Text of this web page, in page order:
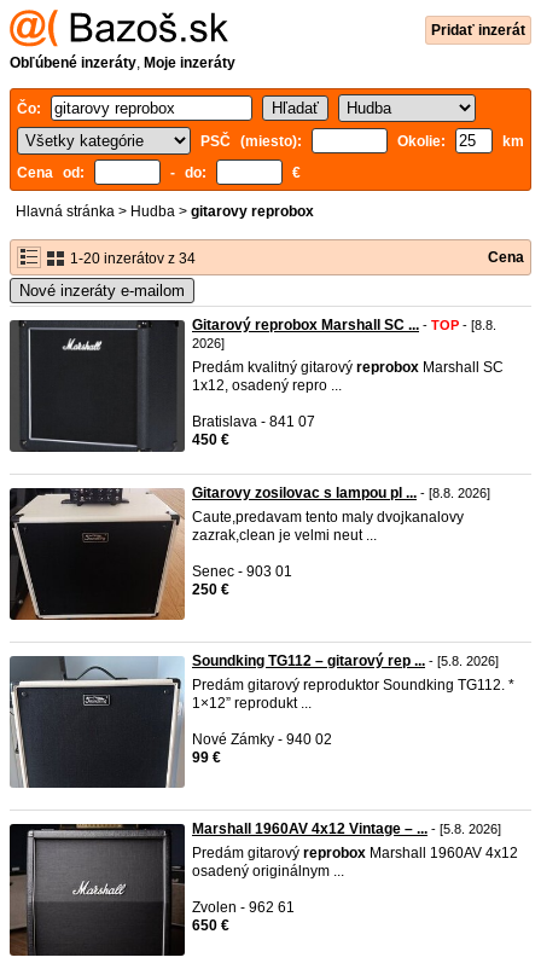
Pridať inzerát
Obľúbené inzeráty, Moje inzeráty
Čo:
PSČ (miesto):
Okolie:
km
Cena od:
- do: €
Hlavná stránka > Hudba > gitarovy reprobox
1-20 inzerátov z 34 Cena
Nové inzeráty e-mailom
Gitarový reprobox Marshall SC ... - TOP - [8.8.
2026]
Predám kvalitný gitarový reprobox Marshall SC
1x12, osadený repro ...
Bratislava - 841 07
450 €
Gitarovy zosilovac s lampou pl ... - [8.8. 2026]
Caute,predavam tento maly dvojkanalovy
zazrak,clean je velmi neut ...
Senec - 903 01
250 €
Soundking TG112 – gitarový rep ... - [5.8. 2026]
Predám gitarový reproduktor Soundking TG112. *
1×12” reprodukt ...
Nové Zámky - 940 02
99 €
Marshall 1960AV 4x12 Vintage – ... - [5.8. 2026]
Predám gitarový reprobox Marshall 1960AV 4x12
osadený originálnym ...
Zvolen - 962 61
650 €